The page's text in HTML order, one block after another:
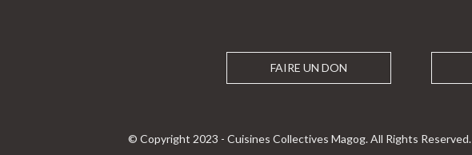
FAIRE UN DON
© Copyright 2023 - Cuisines Collectives Magog. All Rights Reserved.